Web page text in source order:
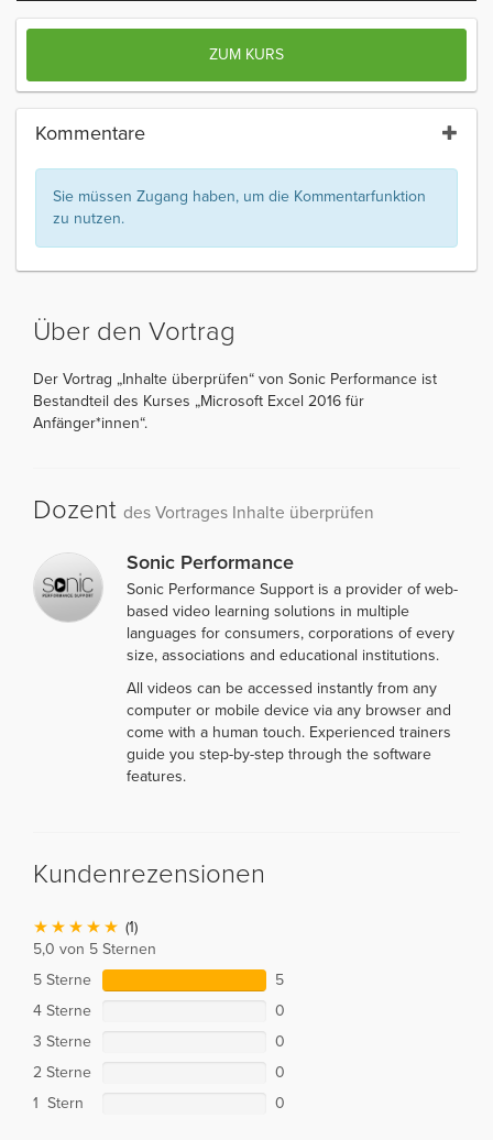
ZUM KURS
Kommentare
Sie müssen Zugang haben, um die Kommentarfunktion
zu nutzen.
Über den Vortrag
Der Vortrag „Inhalte überprüfen“ von Sonic Performance ist
Bestandteil des Kurses „Microsoft Excel 2016 für
Anfänger*innen“.
Dozent des Vortrages Inhalte überprüfen
Sonic Performance
Sonic Performance Support is a provider of web-
based video learning solutions in multiple
languages for consumers, corporations of every
size, associations and educational institutions.
All videos can be accessed instantly from any
computer or mobile device via any browser and
come with a human touch. Experienced trainers
guide you step-by-step through the software
features.
Kundenrezensionen
(1)
5,0 von 5 Sternen
5 Sterne
5
4 Sterne
0
3 Sterne
0
2 Sterne
0
1 Stern
0